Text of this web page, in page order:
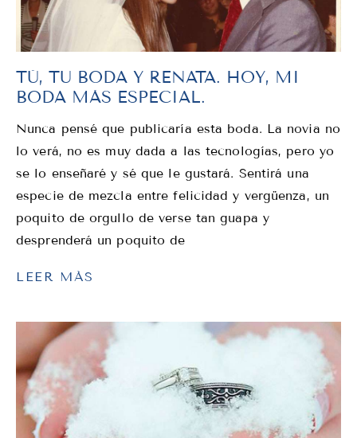
TÚ, TU BODA Y RENATA. HOY, MI
BODA MÁS ESPECIAL.
Nunca pensé que publicaría esta boda. La novia no
lo verá, no es muy dada a las tecnologías, pero yo
se lo enseñaré y sé que le gustará. Sentirá una
especie de mezcla entre felicidad y vergüenza, un
poquito de orgullo de verse tan guapa y
desprenderá un poquito de
LEER MÁS